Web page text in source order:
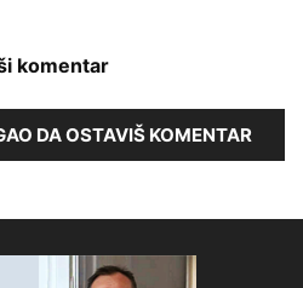
komentar
DA OSTAVIŠ KOMENTAR